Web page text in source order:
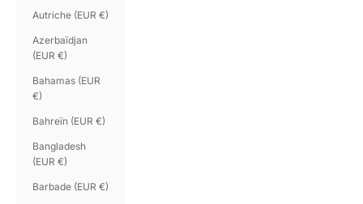
Autriche (EUR €)
Azerbaïdjan
(EUR €)
Bahamas (EUR
€)
Bahreïn (EUR €)
Bangladesh
(EUR €)
Barbade (EUR €)